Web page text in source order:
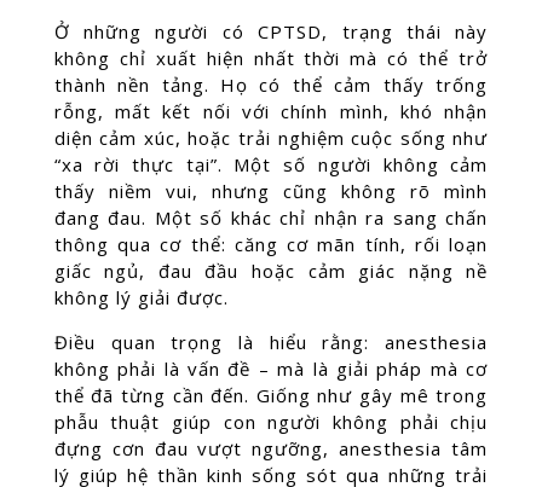
Ở những người có CPTSD, trạng thái này
không chỉ xuất hiện nhất thời mà có thể trở
thành nền tảng. Họ có thể cảm thấy trống
rỗng, mất kết nối với chính mình, khó nhận
diện cảm xúc, hoặc trải nghiệm cuộc sống như
“xa rời thực tại”. Một số người không cảm
thấy niềm vui, nhưng cũng không rõ mình
đang đau. Một số khác chỉ nhận ra sang chấn
thông qua cơ thể: căng cơ mãn tính, rối loạn
giấc ngủ, đau đầu hoặc cảm giác nặng nề
không lý giải được.
Điều quan trọng là hiểu rằng: anesthesia
không phải là vấn đề – mà là giải pháp mà cơ
thể đã từng cần đến. Giống như gây mê trong
phẫu thuật giúp con người không phải chịu
đựng cơn đau vượt ngưỡng, anesthesia tâm
lý giúp hệ thần kinh sống sót qua những trải